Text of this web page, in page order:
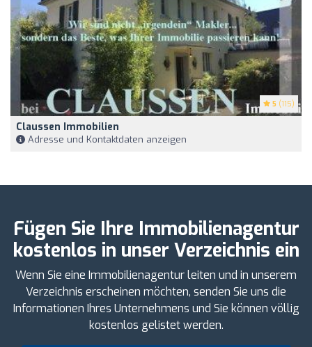
5 (115)
Claussen Immobilien
Adresse und Kontaktdaten anzeigen
Fügen Sie Ihre Immobilienagentur
kostenlos in unser Verzeichnis ein
Wenn Sie eine Immobilienagentur leiten und in unserem
Verzeichnis erscheinen möchten, senden Sie uns die
Informationen Ihres Unternehmens und Sie können völlig
kostenlos gelistet werden.